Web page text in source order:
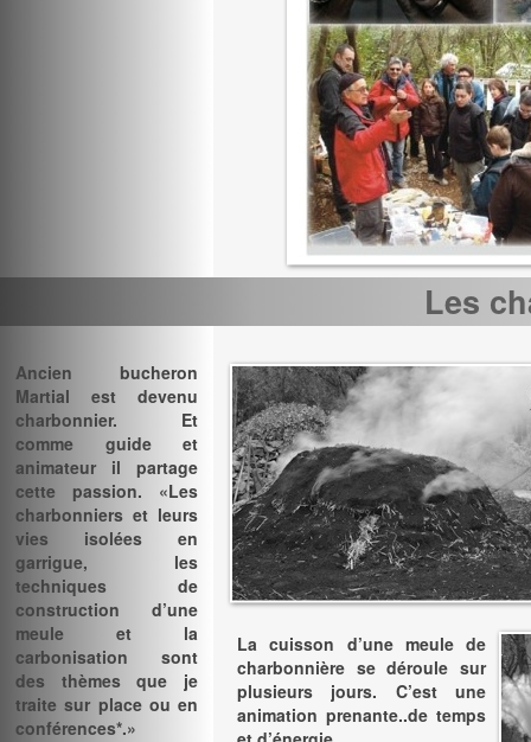
Ancien bucheron
Martial est devenu
charbonnier. Et
comme guide et
animateur il partage
cette passion. «Les
charbonniers et leurs
vies isolées en
garrigue, les
techniques de
construction d’une
meule et la
carbonisation sont
des thèmes que je
traite sur place ou en
conférences*.»
Les
La cuisson d’une meule de
charbonnière se déroule sur
plusieurs jours. C’est une
animation prenante..de temps